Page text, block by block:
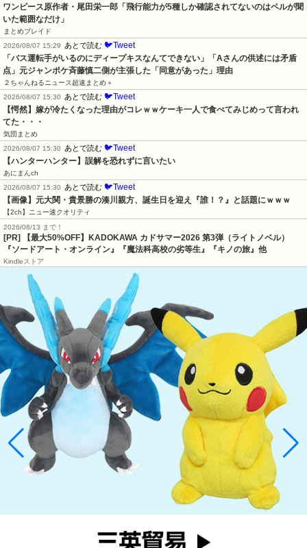
ワンピース原作者・尾田栄一郎「飛行能力が5種しか確認されてないのはペルが聞
いた範囲なだけ」
まとめブレイド
2026/08/07 15:29
あとで読む 🐦Tweet
「バス運転手がいるのにディープキスなんてできない」「Aさんの供述には矛盾
点」元ジャンポケ斉藤慎二側が主張した「同意があった」理由
２ちゃんねるニュース超速まとめ＋
2026/08/07 15:30
あとで読む 🐦Tweet
【愕然】嫁が冷たくなった理由がコレｗｗケーキ一人で食べてみじめって言われ
てた・・・
気団まとめ
2026/08/07 15:30
あとで読む 🐦Tweet
【ハンターハンター】誤解を恐れずに言いたい
あにまんch
2026/08/07 15:30
あとで読む 🐦Tweet
【画像】元大関・貴景勝の湊川親方、誕生日を迎え『誰！？』と話題にｗｗｗ
【2ch】ニュー速クオリティ
2026/08/13 まで！
[PR]
【最大50%OFF】KADOKAWA カドサマー2026 第3弾（ライトノベル）
『ソードアート・オンライン』『魔法科高校の劣等生』『キノの旅』他
Kindleストア